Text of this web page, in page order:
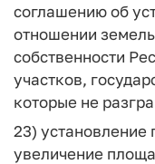
соглашению об
отношении
собственности
участков,
которые не
23) установление
увеличение